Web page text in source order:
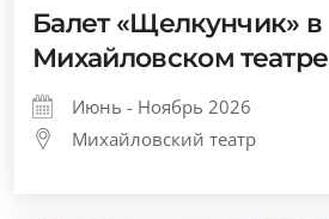
Балет «Щелкунчик» в
Михайловском театре
Июнь - Ноябрь 2026
Михайловский театр